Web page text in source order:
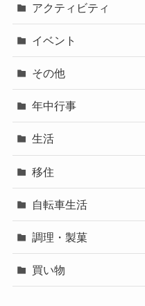
アクティビティ
イベント
その他
年中行事
生活
移住
自転車生活
調理・製菓
買い物